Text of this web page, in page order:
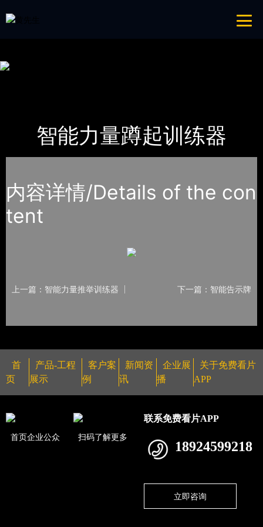
网站地图
智能力量蹲起训练器
内容详情/Details of the con
tent
上一篇：智能力量推举训练器 下一篇：智能告示牌
首
页
产品-工程
展示
客户案
例
新闻资
讯
企业展
播
关于免费看片
APP
首页企业公众 扫码了解更多
联系免费看片APP
18924599218
立即咨询